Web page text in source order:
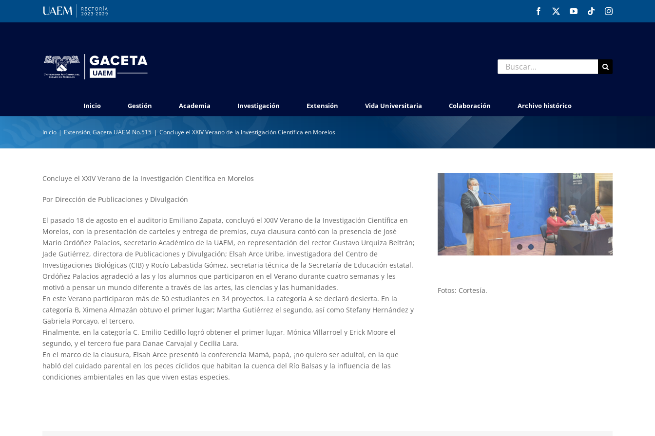
Facebook YouTubeTiktokInstagram
Buscar:
Inicio Gestión Academia Investigación Extensión Vida Universitaria Colaboración Archivo histórico
Inicio Extensión Gaceta UAEM No.515 Concluye el XXIV Verano de la Investigación Científica en Morelos
Concluye el XXIV Verano de la Investigación Científica en Morelos
Por Dirección de Publicaciones y Divulgación
El pasado 18 de agosto en el auditorio Emiliano Zapata, concluyó el XXIV Verano de la Investigación Científica en
Morelos, con la presentación de carteles y entrega de premios, cuya clausura contó con la presencia de José
Mario Ordóñez Palacios, secretario Académico de la UAEM, en representación del rector Gustavo Urquiza Beltrán;
Jade Gutiérrez, directora de Publicaciones y Divulgación; Elsah Arce Uribe, investigadora del Centro de
Investigaciones Biológicas (CIB) y Rocío Labastida Gómez, secretaria técnica de la Secretaría de Educación estatal.
Ordóñez Palacios agradeció a las y los alumnos que participaron en el Verano durante cuatro semanas y les
motivó a pensar un mundo diferente a través de las artes, las ciencias y las humanidades.
En este Verano participaron más de 50 estudiantes en 34 proyectos. La categoría A se declaró desierta. En la
categoría B, Ximena Almazán obtuvo el primer lugar; Martha Gutiérrez el segundo, así como Stefany Hernández y
Gabriela Porcayo, el tercero.
Finalmente, en la categoría C, Emilio Cedillo logró obtener el primer lugar, Mónica Villarroel y Erick Moore el
segundo, y el tercero fue para Danae Carvajal y Cecilia Lara.
En el marco de la clausura, Elsah Arce presentó la conferencia Mamá, papá, ¡no quiero ser adulto!, en la que
habló del cuidado parental en los peces cíclidos que habitan la cuenca del Río Balsas y la influencia de las
condiciones ambientales en las que viven estas especies.
Fotos: Cortesía.